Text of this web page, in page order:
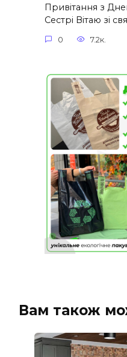
Привітання з
Сестрі Вітаю зі
0 7.2к.
Вам також